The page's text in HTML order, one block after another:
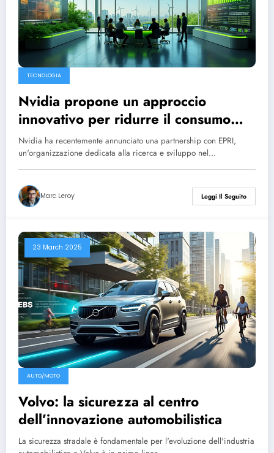
TECNOLOGIA
Nvidia propone un approccio
innovativo per ridurre il consumo
energetico dell’intelligenza
artificiale.
Nvidia ha recentemente annunciato una partnership con EPRI,
un'organizzazione dedicata alla ricerca e sviluppo nel…
Marc Leroy Leggi Il Seguito
23 March 2025
AUTO/MOTO
Volvo: la sicurezza al centro
dell’innovazione automobilistica
La sicurezza stradale è fondamentale per l'evoluzione dell'industria